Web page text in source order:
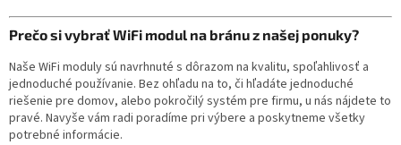
Prečo si vybrať WiFi modul na bránu z našej ponuky?
Naše WiFi moduly sú navrhnuté s dôrazom na kvalitu, spoľahlivosť a
jednoduché používanie. Bez ohľadu na to, či hľadáte jednoduché
riešenie pre domov, alebo pokročilý systém pre firmu, u nás nájdete to
pravé. Navyše vám radi poradíme pri výbere a poskytneme všetky
potrebné informácie.